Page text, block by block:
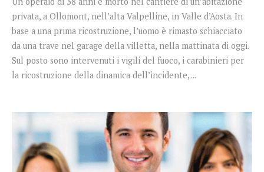
privata, a Ollomont, nell’alta Valpelline, in Valle d’Aosta. In
base a una prima ricostruzione, l’uomo è rimasto schiacciato
da una trave nel garage della villetta, nella mattinata di oggi.
Sul posto sono intervenuti i vigili del fuoco, i carabinieri per
la ricostruzione della dinamica dell’incidente, ...